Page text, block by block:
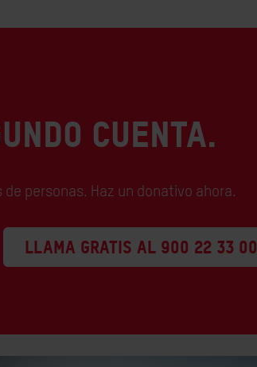
CUENTA.
personas. Haz un donativo ahora.
LLAMA GRATIS AL 900 22 33 00